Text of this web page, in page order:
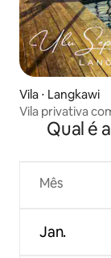
Vila ⋅ Langkawi
Vila privativa
Qual é
Mês
Jan.